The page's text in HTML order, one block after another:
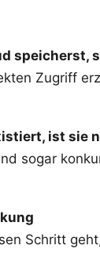
Zugriff
ist sie
sogar
Schritt